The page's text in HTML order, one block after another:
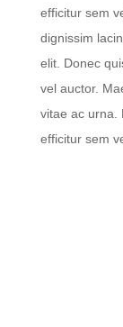
efficitur sem
dignissim
elit. Donec
vel auctor.
vitae ac urna.
efficitur sem